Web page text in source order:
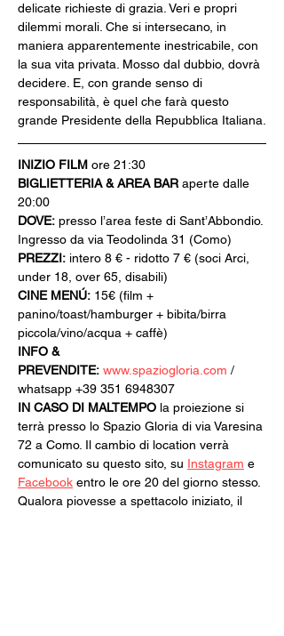
delicate richieste di grazia. Veri e propri
dilemmi morali. Che si intersecano, in
maniera apparentemente inestricabile, con
la sua vita privata. Mosso dal dubbio, dovrà
decidere. E, con grande senso di
responsabilità, è quel che farà questo
grande Presidente della Repubblica Italiana.
INIZIO FILM ore 21:30
BIGLIETTERIA & AREA BAR aperte dalle
20:00
DOVE: presso l’area feste di Sant’Abbondio.
Ingresso da via Teodolinda 31 (Como)
PREZZI: intero 8 € - ridotto 7 € (soci Arci,
under 18, over 65, disabili)
CINE MENÚ: 15€ (film +
panino/toast/hamburger + bibita/birra
piccola/vino/acqua + caffè)
INFO &
PREVENDITE: www.spaziogloria.com /
whatsapp +39 351 6948307
IN CASO DI MALTEMPO la proiezione si
terrà presso lo Spazio Gloria di via Varesina
72 a Como. Il cambio di location verrà
comunicato su questo sito, su Instagram e
Facebook entro le ore 20 del giorno stesso.
Qualora piovesse a spettacolo iniziato, il